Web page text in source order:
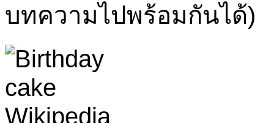
บทความไปพร้อมกันได้)